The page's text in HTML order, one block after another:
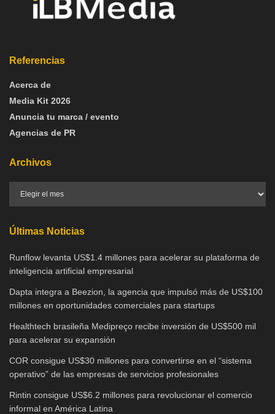
Referencias
Acerca de
Media Kit 2026
Anuncia tu marca / evento
Agencias de PR
Archivos
Últimas Noticias
Runflow levanta US$1.4 millones para acelerar su plataforma de
inteligencia artificial empresarial
Dapta integra a Beezion, la agencia que impulsó más de US$100
millones en oportunidades comerciales para startups
Healthtech brasileña Medipreço recibe inversión de US$500 mil
para acelerar su expansión
COR consigue US$30 millones para convertirse en el “sistema
operativo” de las empresas de servicios profesionales
Rintin consigue US$6.2 millones para revolucionar el comercio
informal en América Latina